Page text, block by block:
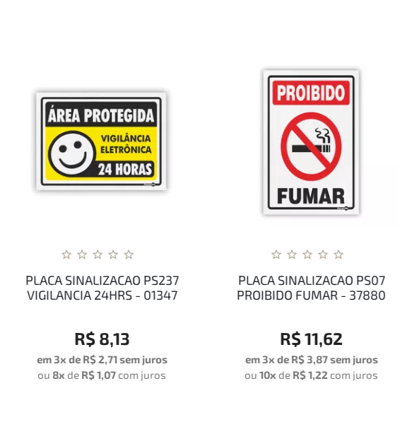
SINALIZACAO PS237
24HRS - 01347
R$ 8,13
R$ 2,71 sem juros
R$ 1,07com juros
PLACA SINALIZACAO PS07
PROIBIDO FUMAR - 37880
R$ 11,62
R$ 3,87sem juros
R$ 1,22com juros